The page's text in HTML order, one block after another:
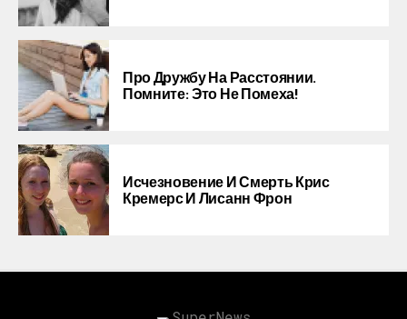
Про Дружбу На Расстоянии.
Помните: Это Не Помеха!
Исчезновение И Смерть Крис
Кремерс И Лисанн Фрон